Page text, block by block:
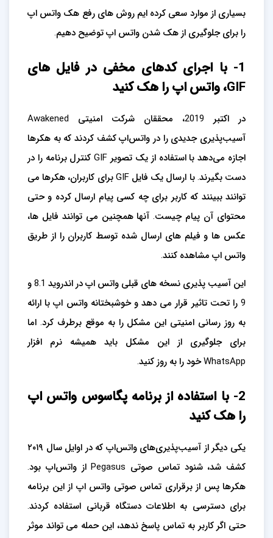
بسیاری از موارد سعی کرده ایم روش های رفع هک واتس اپ
را برای جلوگیری از هک شدن واتس اپ توضیح دهیم.
1- با اجرای کدهای مخفی در فایل های
GIF، واتس اپ را هک کنید
در اکتبر 2019، محققان شرکت امنیتی Awakened
آسیب‌پذیری جدیدی را در واتس‌اپ کشف کردند که به هکرها
اجازه می‌دهد با استفاده از یک تصویر GIF کنترل برنامه را در
دست بگیرند. با ارسال یک فایل GIF برای کاربران، هکرها می
توانند ببینند که کاربر برای چه کسی پیام ارسال کرده و حتی
محتوای آن پیام چیست. آنها همچنین می توانند فایل ها،
عکس ها و فیلم های ارسال شده توسط کاربران را از طریق
واتس اپ مشاهده کنند.
این آسیب پذیری نسخه های قبلی واتس اپ در اندروید 8.1 و
9 را تحت تاثیر قرار می دهد و خوشبختانه واتس اپ با ارائه
به روز رسانی امنیتی این مشکل را به موقع برطرف کرد. اما
برای جلوگیری از این مشکل باید همیشه نرم افزار
WhatsApp خود را به روز کنید.
2- با استفاده از برنامه پگاسوس واتس اپ
را هک کنید
یکی دیگر از آسیب‌پذیری‌های واتس‌اپ که در اوایل سال ۲۰۱۹
کشف شد، شنود تماس صوتی Pegasus از واتس‌اپ بود.
هکرها پس از برقراری تماس صوتی واتس اپ از این برنامه
برای دسترسی به اطلاعات دستگاه قربانی استفاده کردند.
حتی اگر کاربر به تماس پاسخ ندهد، این حمله می تواند موثر